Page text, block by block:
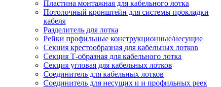
Пластина монтажная для кабельного лотка
Потолочный кронштейн для системы прокладки
кабеля
Разделитель для лотка
Рейки профильные конструкционные/несущие
Секция крестообразная для кабельных лотков
Секция Т-образная для кабельного лотка
Секция угловая для кабельных лотков
Соединитель для кабельных лотков
Соединитель для несущих и и профильных реек